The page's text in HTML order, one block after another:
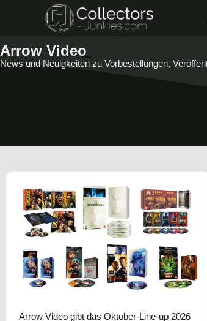
Arrow Video
News und Neuigkeiten zu Vorbestellungen,
Arrow Video gibt das Oktober-Line-up 2026